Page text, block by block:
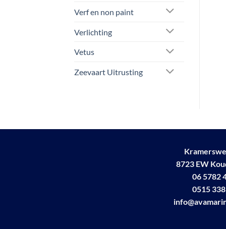
Verf en non paint
Verlichting
Vetus
Zeevaart Uitrusting
8723 EW
06 5782
0515